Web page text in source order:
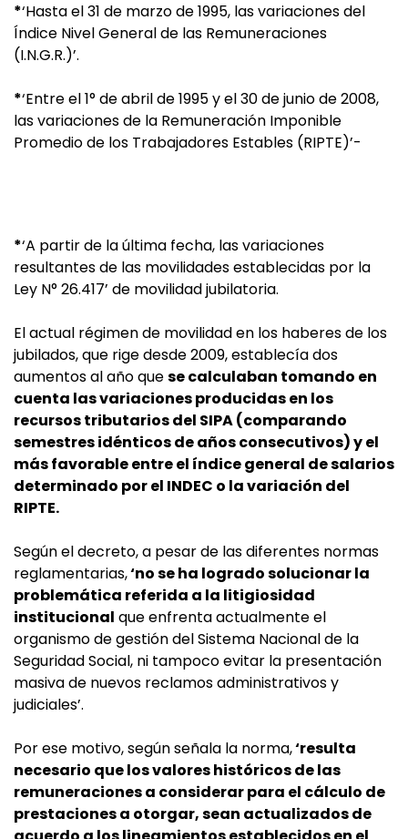
*‘Hasta el 31 de marzo de 1995, las variaciones del
Índice Nivel General de las Remuneraciones
(I.N.G.R.)’.
*‘Entre el 1° de abril de 1995 y el 30 de junio de 2008,
las variaciones de la Remuneración Imponible
Promedio de los Trabajadores Estables (RIPTE)’-
*‘A partir de la última fecha, las variaciones
resultantes de las movilidades establecidas por la
Ley N° 26.417’ de movilidad jubilatoria.
El actual régimen de movilidad en los haberes de los
jubilados, que rige desde 2009, establecía dos
aumentos al año quese calculaban tomando en
cuenta las variaciones producidas en los
recursos tributarios del SIPA (comparando
semestres idénticos de años consecutivos) y el
más favorable entre el índice general de salarios
determinado por el INDEC o la variación del
RIPTE.
Según el decreto, a pesar de las diferentes normas
reglamentarias,‘no se ha logrado solucionar la
problemática referida a la litigiosidad
institucional que enfrenta actualmente el
organismo de gestión del Sistema Nacional de la
Seguridad Social, ni tampoco evitar la presentación
masiva de nuevos reclamos administrativos y
judiciales’.
Por ese motivo, según señala la norma,‘resulta
necesario que los valores históricos de las
remuneraciones a considerar para el cálculo de
prestaciones a otorgar, sean actualizados de